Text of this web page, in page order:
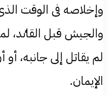
وإخلاصه فی الوقت
والجيش قبل القاٸد،
لم يقاتل إلی جانبه،
الإيمان.